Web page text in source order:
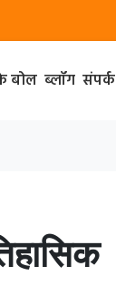
बोल ब्लॉग संपर्क